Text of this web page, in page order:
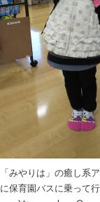
「みやりは」の癒し系
に保育園バスに乗って